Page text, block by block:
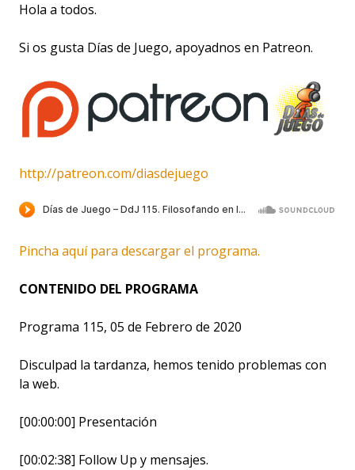
Hola a todos.
Si os gusta Días de Juego, apoyadnos en Patreon.
http://patreon.com/diasdejuego
Pincha aquí para descargar el programa.
CONTENIDO DEL PROGRAMA
Programa 115, 05 de Febrero de 2020
Disculpad la tardanza, hemos tenido problemas con
la web.
[00:00:00] Presentación
[00:02:38] Follow Up y mensajes.